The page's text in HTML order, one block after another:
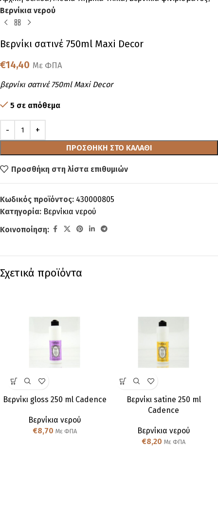
Βερνίκια νερού
Βερνίκι σατινέ 750ml Maxi Decor
€14,40 Με ΦΠΑ
βερνίκι σατινέ 750ml Maxi Decor
5 σε απόθεμα
ΠΡΟΣΘΉΚΗ ΣΤΟ ΚΑΛΆΘΙ
Προσθήκη στη λίστα επιθυμιών
Κωδικός προϊόντος: 430000805
Κατηγορία: Βερνίκια νερού
Κοινοποίηση:
Σχετικά προϊόντα
Βερνίκι gloss 250 ml Cadence
Βερνίκια νερού
€8,70 Με ΦΠΑ
Βερνίκι satine 250 ml
Cadence
Βερνίκια νερού
€8,20 Με ΦΠΑ